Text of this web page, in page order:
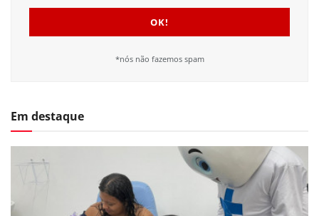
*nós não fazemos spam
Em destaque